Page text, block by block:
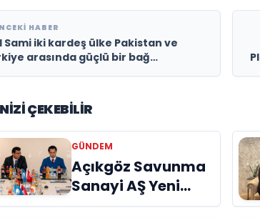
HABER
Sami iki kardeş ülke Pakistan ve
arasında güçlü bir bağ
ÇEKEBILIR
GÜNDEM
Açıkgöz Savunma
Sanayi AŞ Yeni
Yönetim Kurulunu